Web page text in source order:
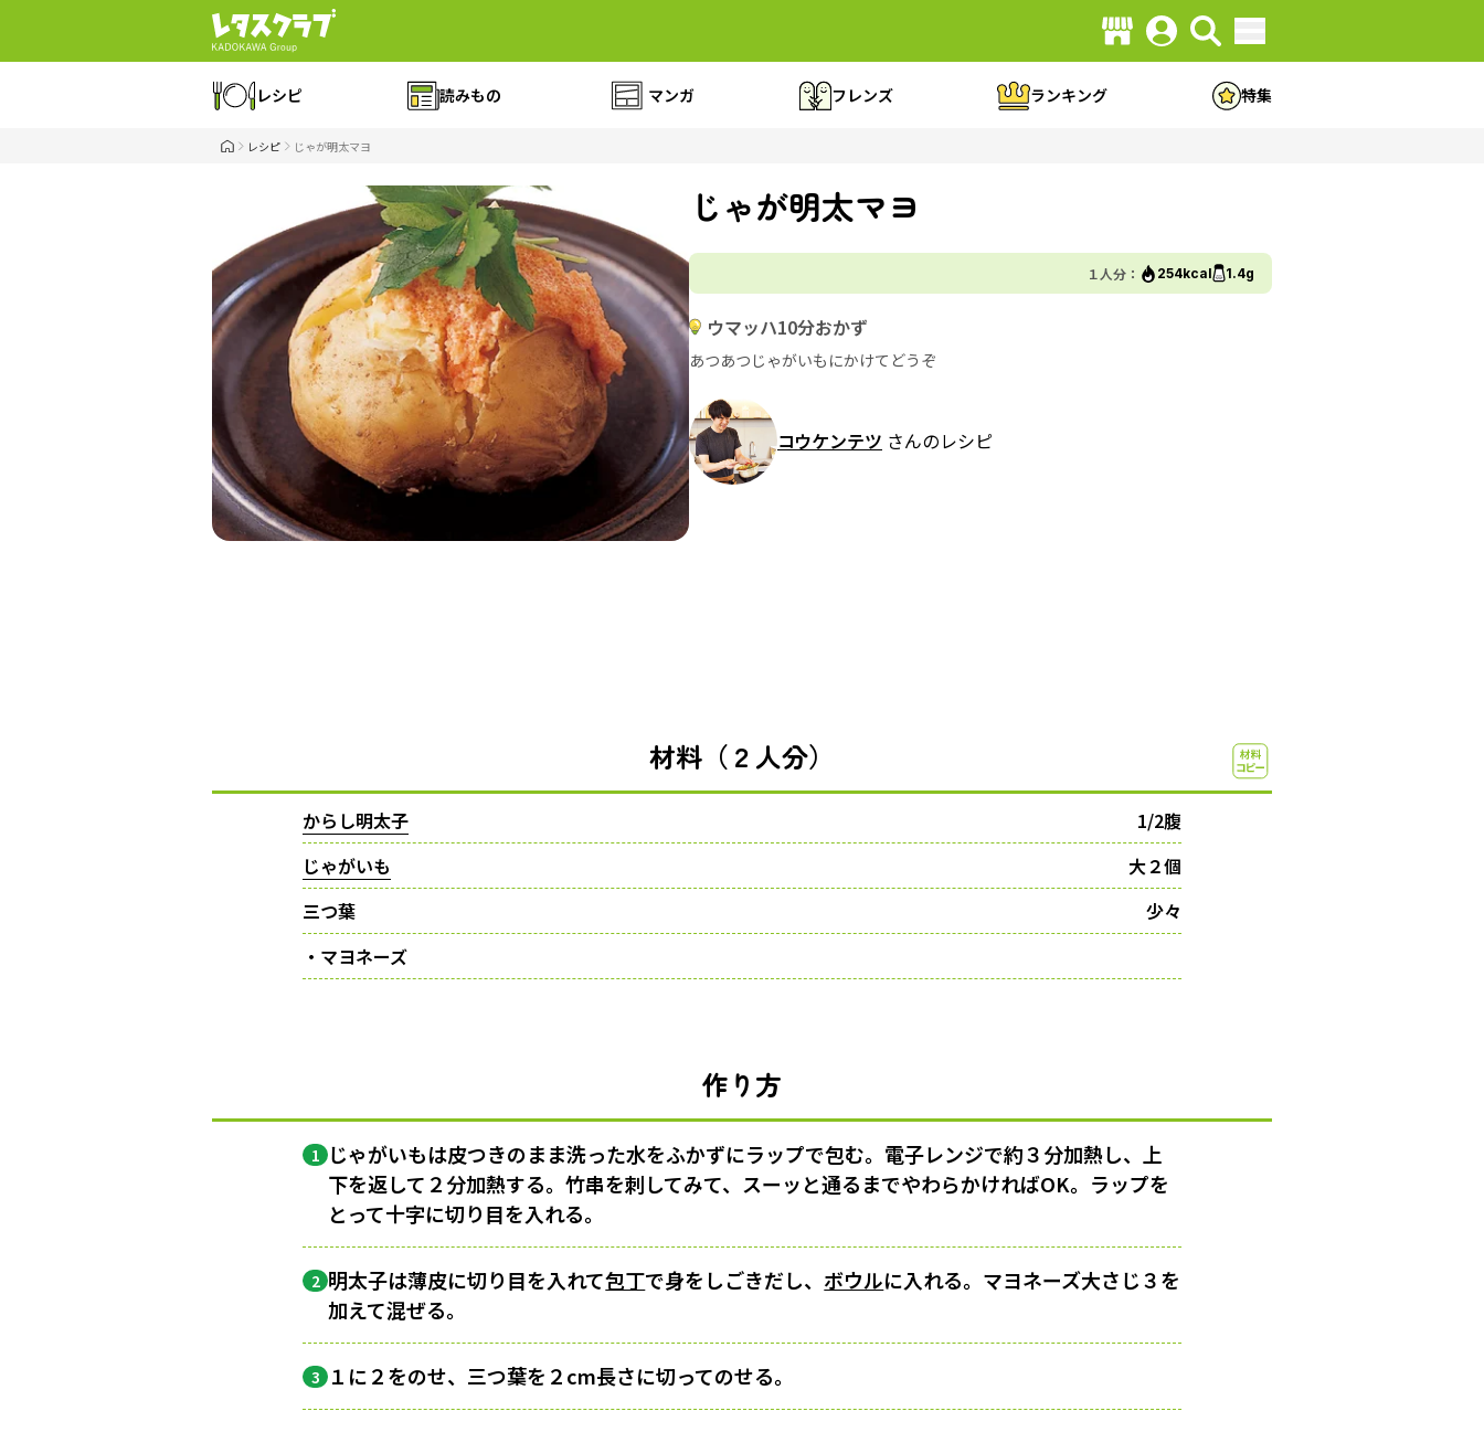
レシピ 読みもの マンガ フレンズ ランキング 特集
レシピ じゃが明太マヨ
じゃが明太マヨ
１人分： 254kcal 1.4g
ウマッハ10分おかず
あつあつじゃがいもにかけてどうぞ
コウケンテツ さんのレシピ
材料（２人分）
からし明太子
1/2腹
じゃがいも
大２個
三つ葉
少々
・マヨネーズ
作り方
1 じゃがいもは皮つきのまま洗った水をふかずにラップで包む。電子レンジで約３分加熱し、上
下を返して２分加熱する。竹串を刺してみて、スーッと通るまでやわらかければOK。ラップを
とって十字に切り目を入れる。
2 明太子は薄皮に切り目を入れて包丁で身をしごきだし、 ボウルに入れる。マヨネーズ大さじ３を
加えて混ぜる。
3 １に２をのせ、三つ葉を２cm長さに切ってのせる。